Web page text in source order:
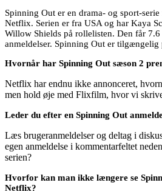
Spinning Out er en drama- og sport-
Netflix. Serien er fra USA og har Kaya
Willow Shields på rollelisten. Den får
anmeldelser. Spinning Out er tilgængelig
Hvornår har Spinning Out sæson 2
Netflix har endnu ikke annonceret,
men hold øje med Flixfilm, hvor vi
Leder du efter en Spinning Out
Læs brugeranmeldelser og deltag i
egen anmeldelse i kommentarfeltet
serien?
Hvorfor kan man ikke længere se
Netflix?